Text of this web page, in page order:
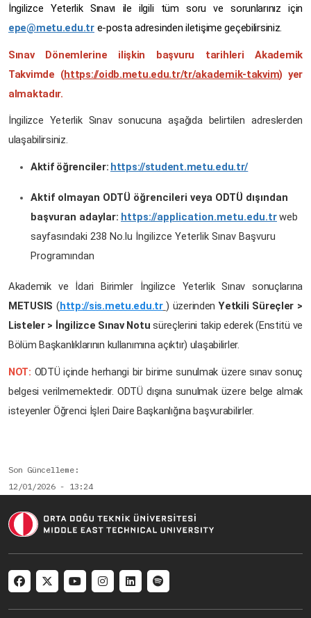
İngilizce Yeterlik Sınavı ile ilgili tüm soru ve sorunlarınız için
epe@metu.edu.tre-posta adresinden iletişime geçebilirsiniz.
Sınav Dönemlerine ilişkin başvuru tarihleri Akademik
Takvimde (https://oidb.metu.edu.tr/tr/akademik-takvim) yer
almaktadır.
İngilizce Yeterlik Sınav sonucuna aşağıda belirtilen adreslerden
ulaşabilirsiniz.
Aktif öğrenciler: https://student.metu.edu.tr/
Aktif olmayan ODTÜ öğrencileri veya ODTÜ dışından
başvuran adaylar: https://application.metu.edu.trweb
sayfasındaki 238 No.lu İngilizce Yeterlik Sınav Başvuru
Programından
Akademik ve İdari Birimler İngilizce Yeterlik Sınav sonuçlarına
METUSIS (http://sis.metu.edu.tr ) üzerindenYetkili Süreçler >
Listeler > İngilizce Sınav Notu süreçlerini takip ederek (Enstitü ve
Bölüm Başkanlıklarının kullanımına açıktır) ulaşabilirler.
NOT: ODTÜ içinde herhangi bir birime sunulmak üzere sınav sonuç
belgesi verilmemektedir. ODTÜ dışına sunulmak üzere belge almak
isteyenler Öğrenci İşleri Daire Başkanlığına başvurabilirler.
Son Güncelleme
12/01/2026 - 13:24
Social menu